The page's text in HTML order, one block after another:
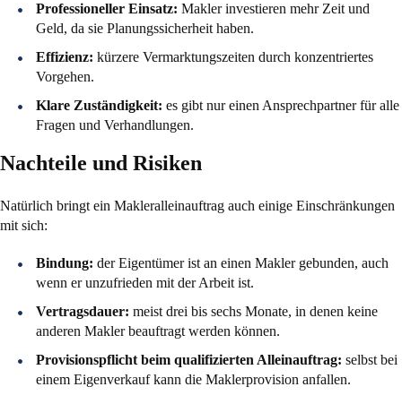
Professioneller Einsatz: Makler investieren mehr Zeit und
Geld, da sie Planungssicherheit haben.
Effizienz: kürzere Vermarktungszeiten durch konzentriertes
Vorgehen.
Klare Zuständigkeit: es gibt nur einen Ansprechpartner für alle
Fragen und Verhandlungen.
Nachteile und Risiken
Natürlich bringt ein Makleralleinauftrag auch einige Einschränkungen
mit sich:
Bindung: der Eigentümer ist an einen Makler gebunden, auch
wenn er unzufrieden mit der Arbeit ist.
Vertragsdauer: meist drei bis sechs Monate, in denen keine
anderen Makler beauftragt werden können.
Provisionspflicht beim qualifizierten Alleinauftrag: selbst bei
einem Eigenverkauf kann die Maklerprovision anfallen.